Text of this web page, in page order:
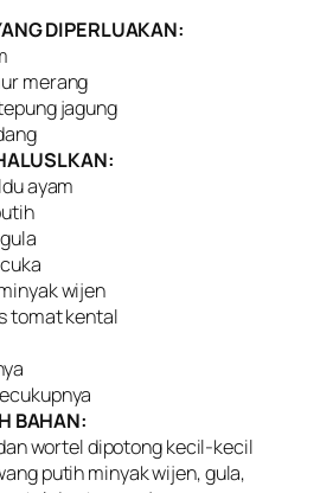
DIPERLUAKAN:
merang
jagung
ayam
wijen
tomat kental
BAHAN:
wortel dipotong kecil-kecil
putih minyak wijen, gula,